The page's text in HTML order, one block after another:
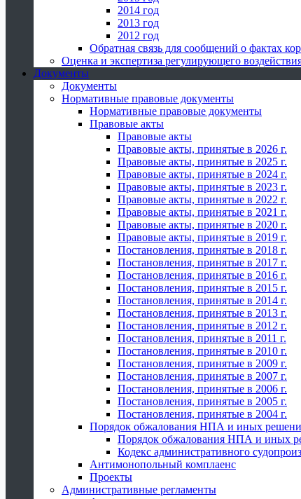
2014 год
2013 год
2012 год
Обратная связь для сообщений о фактах
Оценка и экспертиза регулирующего
Документы
Документы
Нормативные правовые документы
Нормативные правовые документы
Правовые акты
Правовые акты
Правовые акты, принятые в 2026 г.
Правовые акты, принятые в 2025 г.
Правовые акты, принятые в 2024 г.
Правовые акты, принятые в 2023 г.
Правовые акты, принятые в 2022 г.
Правовые акты, принятые в 2021 г.
Правовые акты, принятые в 2020 г.
Правовые акты, принятые в 2019 г.
Постановления, принятые в 2018 г.
Постановления, принятые в 2017 г.
Постановления, принятые в 2016 г.
Постановления, принятые в 2015 г.
Постановления, принятые в 2014 г.
Постановления, принятые в 2013 г.
Постановления, принятые в 2012 г.
Постановления, принятые в 2011 г.
Постановления, принятые в 2010 г.
Постановления, принятые в 2009 г.
Постановления, принятые в 2007 г.
Постановления, принятые в 2006 г.
Постановления, принятые в 2005 г.
Постановления, принятые в 2004 г.
Порядок обжалования НПА и иных
Порядок обжалования НПА и иных
Кодекс административного
Антимонопольный комплаенс
Проекты
Административные регламенты